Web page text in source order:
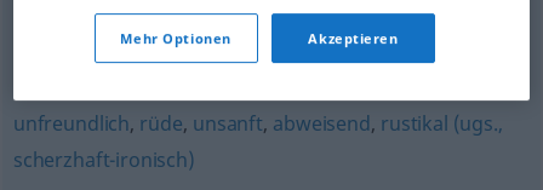
ungehobelt,ungeschliffen, pampig (ugs.),derb
schroff,barsch ,unhöflich
unfreundlich, rüde, unsanft, abweisend, rustikal (ugs.,
scherzhaft-ironisch)
Mehr Optionen Akzeptieren